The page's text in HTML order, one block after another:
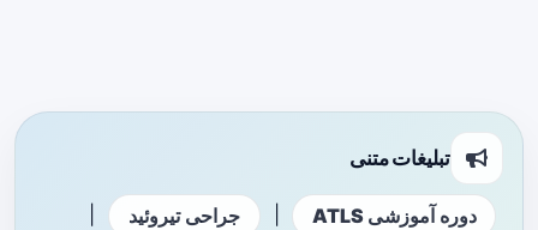
تبلیغات متنی
دوره آموزشی ATLS جراحی تیروئید